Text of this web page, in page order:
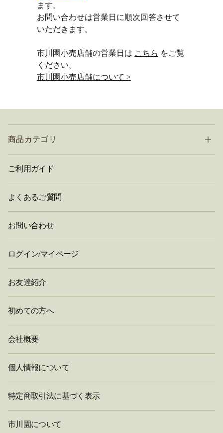
ます。
お問い合わせは営業日に順次回答させて
いただきます。
市川園小売店舗の営業日は こちら をご覧
ください。
市川園小売店舗について >
商品カテゴリ
ご利用ガイド
よくあるご質問
お問い合わせ
ログイン/マイページ
お友達紹介
初めての方へ
会社概要
個人情報について
特定商取引法に基づく表示
市川園について